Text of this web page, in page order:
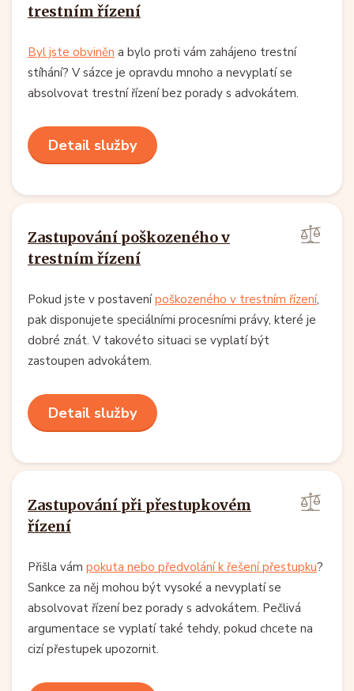
trestním řízení
Byl jste obviněn a bylo proti vám zahájeno trestní
stíhání? V sázce je opravdu mnoho a nevyplatí se
absolvovat trestní řízení bez porady s advokátem.
Detail služby
Zastupování poškozeného v
trestním řízení
Pokud jste v postavenípoškozeného v trestním řízení,
pak disponujete speciálními procesními právy, které je
dobré znát. V takovéto situaci se vyplatí být
zastoupen advokátem.
Detail služby
Zastupování při přestupkovém
řízení
Přišla vám pokuta nebo předvolání k řešení přestupku?
Sankce za něj mohou být vysoké a nevyplatí se
absolvovat řízení bez porady s advokátem. Pečlivá
argumentace se vyplatí také tehdy, pokud chcete na
cizí přestupek upozornit.